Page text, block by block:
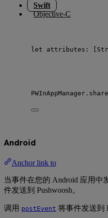
Swift
Objective-C
let attributes: [
PWInAppManager.
Android
Anchor link to
当事件在您的 Android 应用中
件发送到 Pushwoosh。
调用 postEvent 将事件发送到